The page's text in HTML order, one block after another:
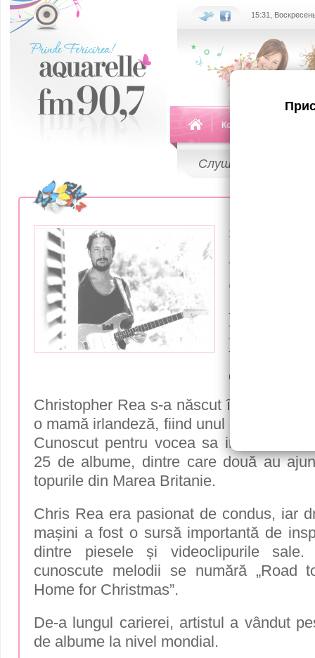
15:31,
Команда
Слушай
23 Декабря
A murit
Celebrul
piesei
For
de ani
Christopher Rea s-a născut în 1951,
o mamă irlandeză, fiind unul dintre cei
Cunoscut pentru vocea sa
25 de albume, dintre care două au
topurile din Marea Britanie.
Chris Rea era pasionat de condus, iar
mașini a fost o sursă importantă de
dintre piesele și videoclipurile
cunoscute melodii se numără „Road
Home for Christmas”.
De-a lungul carierei, artistul a vândut
de albume la nivel mondial.